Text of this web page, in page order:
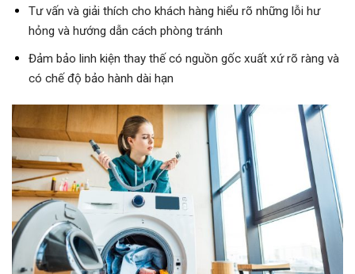
Tư vấn và giải thích cho khách hàng hiểu rõ những lỗi hư
hỏng và hướng dẫn cách phòng tránh
Đảm bảo linh kiện thay thế có nguồn gốc xuất xứ rõ ràng và
có chế độ bảo hành dài hạn